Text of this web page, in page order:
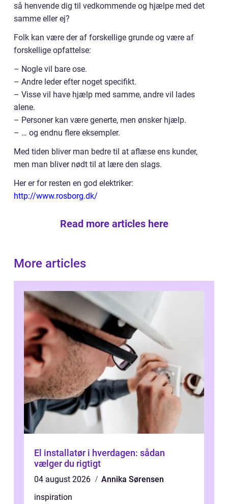
så henvende dig til vedkommende og hjælpe med det
samme eller ej?
Folk kan være der af forskellige grunde og være af
forskellige opfattelse:
– Nogle vil bare ose.
– Andre leder efter noget specifikt.
– Visse vil have hjælp med samme, andre vil lades
alene.
– Personer kan være generte, men ønsker hjælp.
– … og endnu flere eksempler.
Med tiden bliver man bedre til at aflæse ens kunder,
men man bliver nødt til at lære den slags.
Her er for resten en god elektriker:
http://www.rosborg.dk/
Read more articles here
More articles
El installatør i hverdagen: sådan
vælger du rigtigt
04 august 2026
Annika Sørensen
inspiration